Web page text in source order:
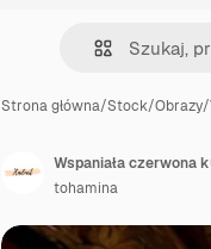
Strona główna/Stock/Obrazy/
Wspaniała czerwona
tohamina